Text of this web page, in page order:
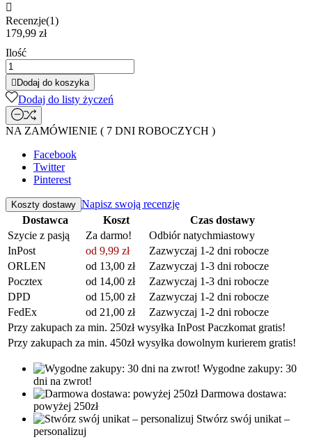

Recenzje(1)
179,99 zł
Ilość
 Dodaj do koszyka
Dodaj do listy życzeń
NA ZAMÓWIENIE ( 7 DNI ROBOCZYCH )
Facebook
Twitter
Pinterest
Koszty dostawy Napisz swoją recenzję
Dostawca
Koszt
Czas dostawy
Szycie z pasją
Za darmo!
Odbiór natychmiastowy
InPost
od 9,99 zł
Zazwyczaj 1-2 dni robocze
ORLEN
od 13,00 zł
Zazwyczaj 1-3 dni robocze
Pocztex
od 14,00 zł
Zazwyczaj 1-3 dni robocze
DPD
od 15,00 zł
Zazwyczaj 1-2 dni robocze
FedEx
od 21,00 zł
Zazwyczaj 1-2 dni robocze
Przy zakupach za min. 250zł wysyłka InPost Paczkomat gratis!
Przy zakupach za min. 450zł wysyłka dowolnym kurierem gratis!
Wygodne zakupy: 30
dni na zwrot!
Darmowa dostawa:
powyżej 250zł
Stwórz swój unikat –
personalizuj